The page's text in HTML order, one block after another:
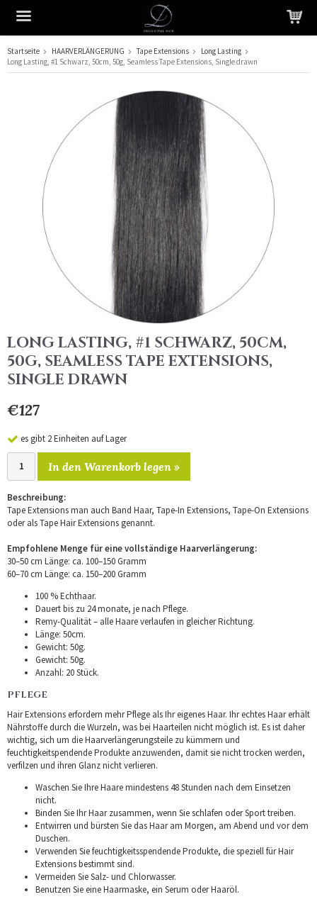
Das Produkt wurde in Ihren Warenkorb gelegt
Startseite HAARVERLÄNGERUNG Tape Extensions
Long Lasting
Long Lasting, #1 Schwarz, 50cm, 50g, Seamless Tape Extensions, Single drawn
LONG LASTING, #1 SCHWARZ, 50CM,
50G, SEAMLESS TAPE EXTENSIONS,
SINGLE DRAWN
€127
es gibt 2 Einheiten auf Lager
In den Warenkorb legen »
Beschreibung:
Tape Extensions man auch Band Haar, Tape-In Extensions, Tape-On Extensions
oder als Tape Hair Extensions genannt.
Empfohlene Menge für eine vollständige Haarverlängerung:
30–50 cm Länge: ca. 100–150 Gramm
60–70 cm Länge: ca. 150–200 Gramm
100 % Echthaar.
Dauert bis zu 24 monate, je nach Pflege.
Remy-Qualität – alle Haare verlaufen in gleicher Richtung.
Länge: 50cm.
Gewicht: 50g.
Gewicht: 50g.
Anzahl: 20 Stück.
PFLEGE
Hair Extensions erfordern mehr Pflege als Ihr eigenes Haar. Ihr echtes Haar erhält
Nährstoffe durch die Wurzeln, was bei Haarteilen nicht möglich ist. Es ist daher
wichtig, sich um die Haarverlängerungsteile zu kümmern und
feuchtigkeitspendende Produkte anzuwenden, damit sie nicht trocken werden,
verfilzen und ihren Glanz nicht verlieren.
Waschen Sie Ihre Haare mindestens 48 Stunden nach dem Einsetzen
nicht.
Binden Sie Ihr Haar zusammen, wenn Sie schlafen oder Sport treiben.
Entwirren und bürsten Sie das Haar am Morgen, am Abend und vor dem
Duschen.
Verwenden Sie feuchtigkeitsspendende Produkte, die speziell für Hair
Extensions bestimmt sind.
Vermeiden Sie Salz- und Chlorwasser.
Benutzen Sie eine Haarmaske, ein Serum oder Haaröl.